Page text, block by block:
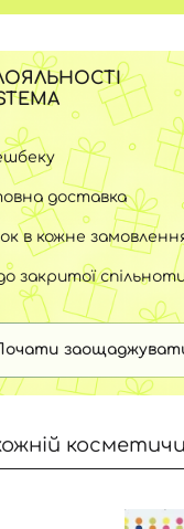
доставка
в кожне
закритої